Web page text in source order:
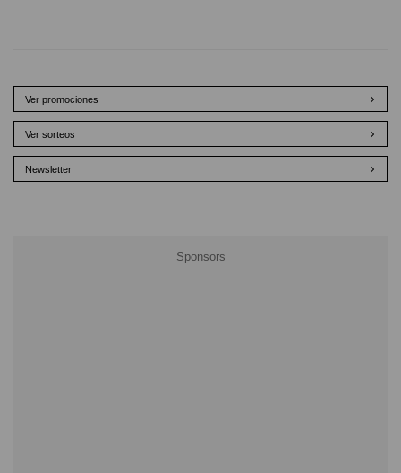
Ver promociones
Ver sorteos
Newsletter